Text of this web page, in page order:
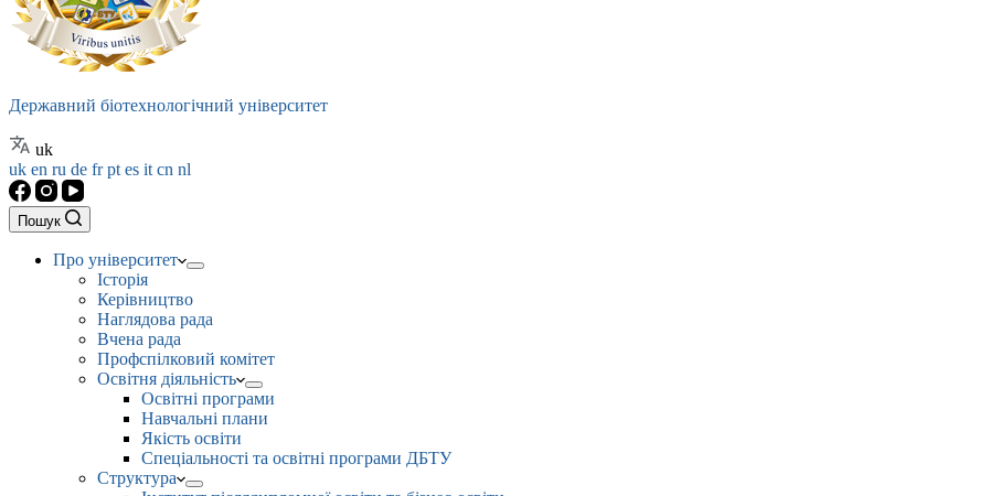
Державний біотехнологічний університет
uk
uk en ru de frpt es it cn nl
Пошук
Про університет
Історія
Керівництво
Наглядова рада
Вчена рада
Профспілковий комітет
Освітня діяльність
Освітні програми
Навчальні плани
Якість освіти
Спеціальності та освітні програми ДБТУ
Структура